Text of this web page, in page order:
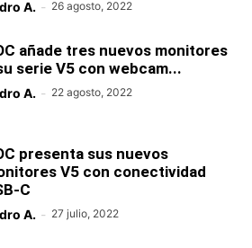
A. - 26 agosto, 2022
añade tres nuevos monitores
serie V5 con webcam...
A. - 22 agosto, 2022
presenta sus nuevos
V5 con conectividad
C
A. - 27 julio, 2022